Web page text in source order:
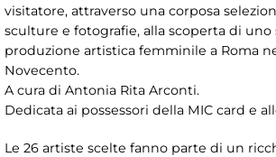
visitatore, attraverso una corposa
sculture e fotografie, alla scoperta di uno
produzione artistica femminile a Roma
Novecento.
A cura di Antonia Rita Arconti.
Dedicata ai possessori della MIC card e
Le 26 artiste scelte fanno parte di un